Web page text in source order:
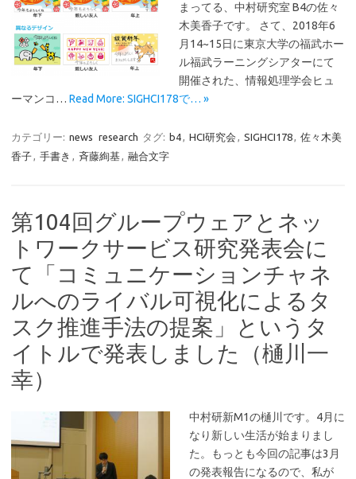
まってる、中村研究室 B4の佐々
木美香子です。 さて、2018年6
月14~15日に東京大学の福武ホー
ル福武ラーニングシアターにて
開催された、情報処理学会ヒュ
ーマンコ… Read More: SIGHCI178で… »
カテゴリー: news research タグ: b4, HCI研究会 , SIGHCI178, 佐々木美
香子, 手書き , 斉藤絢基, 融合文字
第104回グループウェアとネッ
トワークサービス研究発表会に
て「コミュニケーションチャネ
ルへのライバル可視化によるタ
スク推進手法の提案」というタ
イトルで発表しました（樋川一
幸）
中村研新M1の樋川です。4月に
なり新しい生活が始まりまし
た。もっとも今回の記事は3月
の発表報告になるので、私が